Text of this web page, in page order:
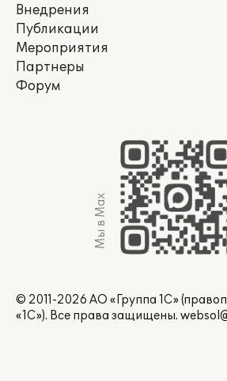
Внедрения
Публикации
Мероприятия
Партнеры
Форум
Мы в Max
© 2011-2026 АО «Группа 1С»
«1С»). Все права защищены.